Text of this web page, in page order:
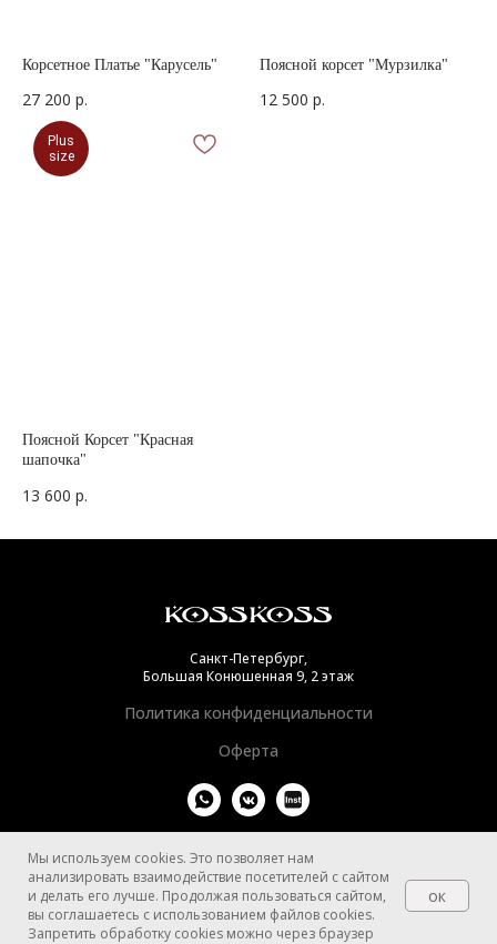
Корсетное Платье "Карусель"
27 200 р.
Поясной корсет "Мурзилка"
12 500 р.
Plus
size
Поясной Корсет "Красная
шапочка"
13 600 р.
Санкт-Петербург,
Большая Конюшенная 9, 2 этаж
Политика конфиденциальности
Оферта
Мы используем cookies. Это позволяет нам
анализировать взаимодействие посетителей с сайтом
и делать его лучше. Продолжая пользоваться сайтом,
вы соглашаетесь с использованием файлов cookies.
Запретить обработку cookies можно через браузер
ок
Made on Tilda